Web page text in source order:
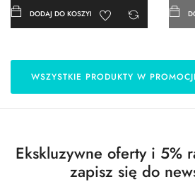
DODAJ DO KOSZYKA
WSZYSTKIE PRODUKTY W PROMOCJI
Ekskluzywne oferty i 5%
zapisz się do